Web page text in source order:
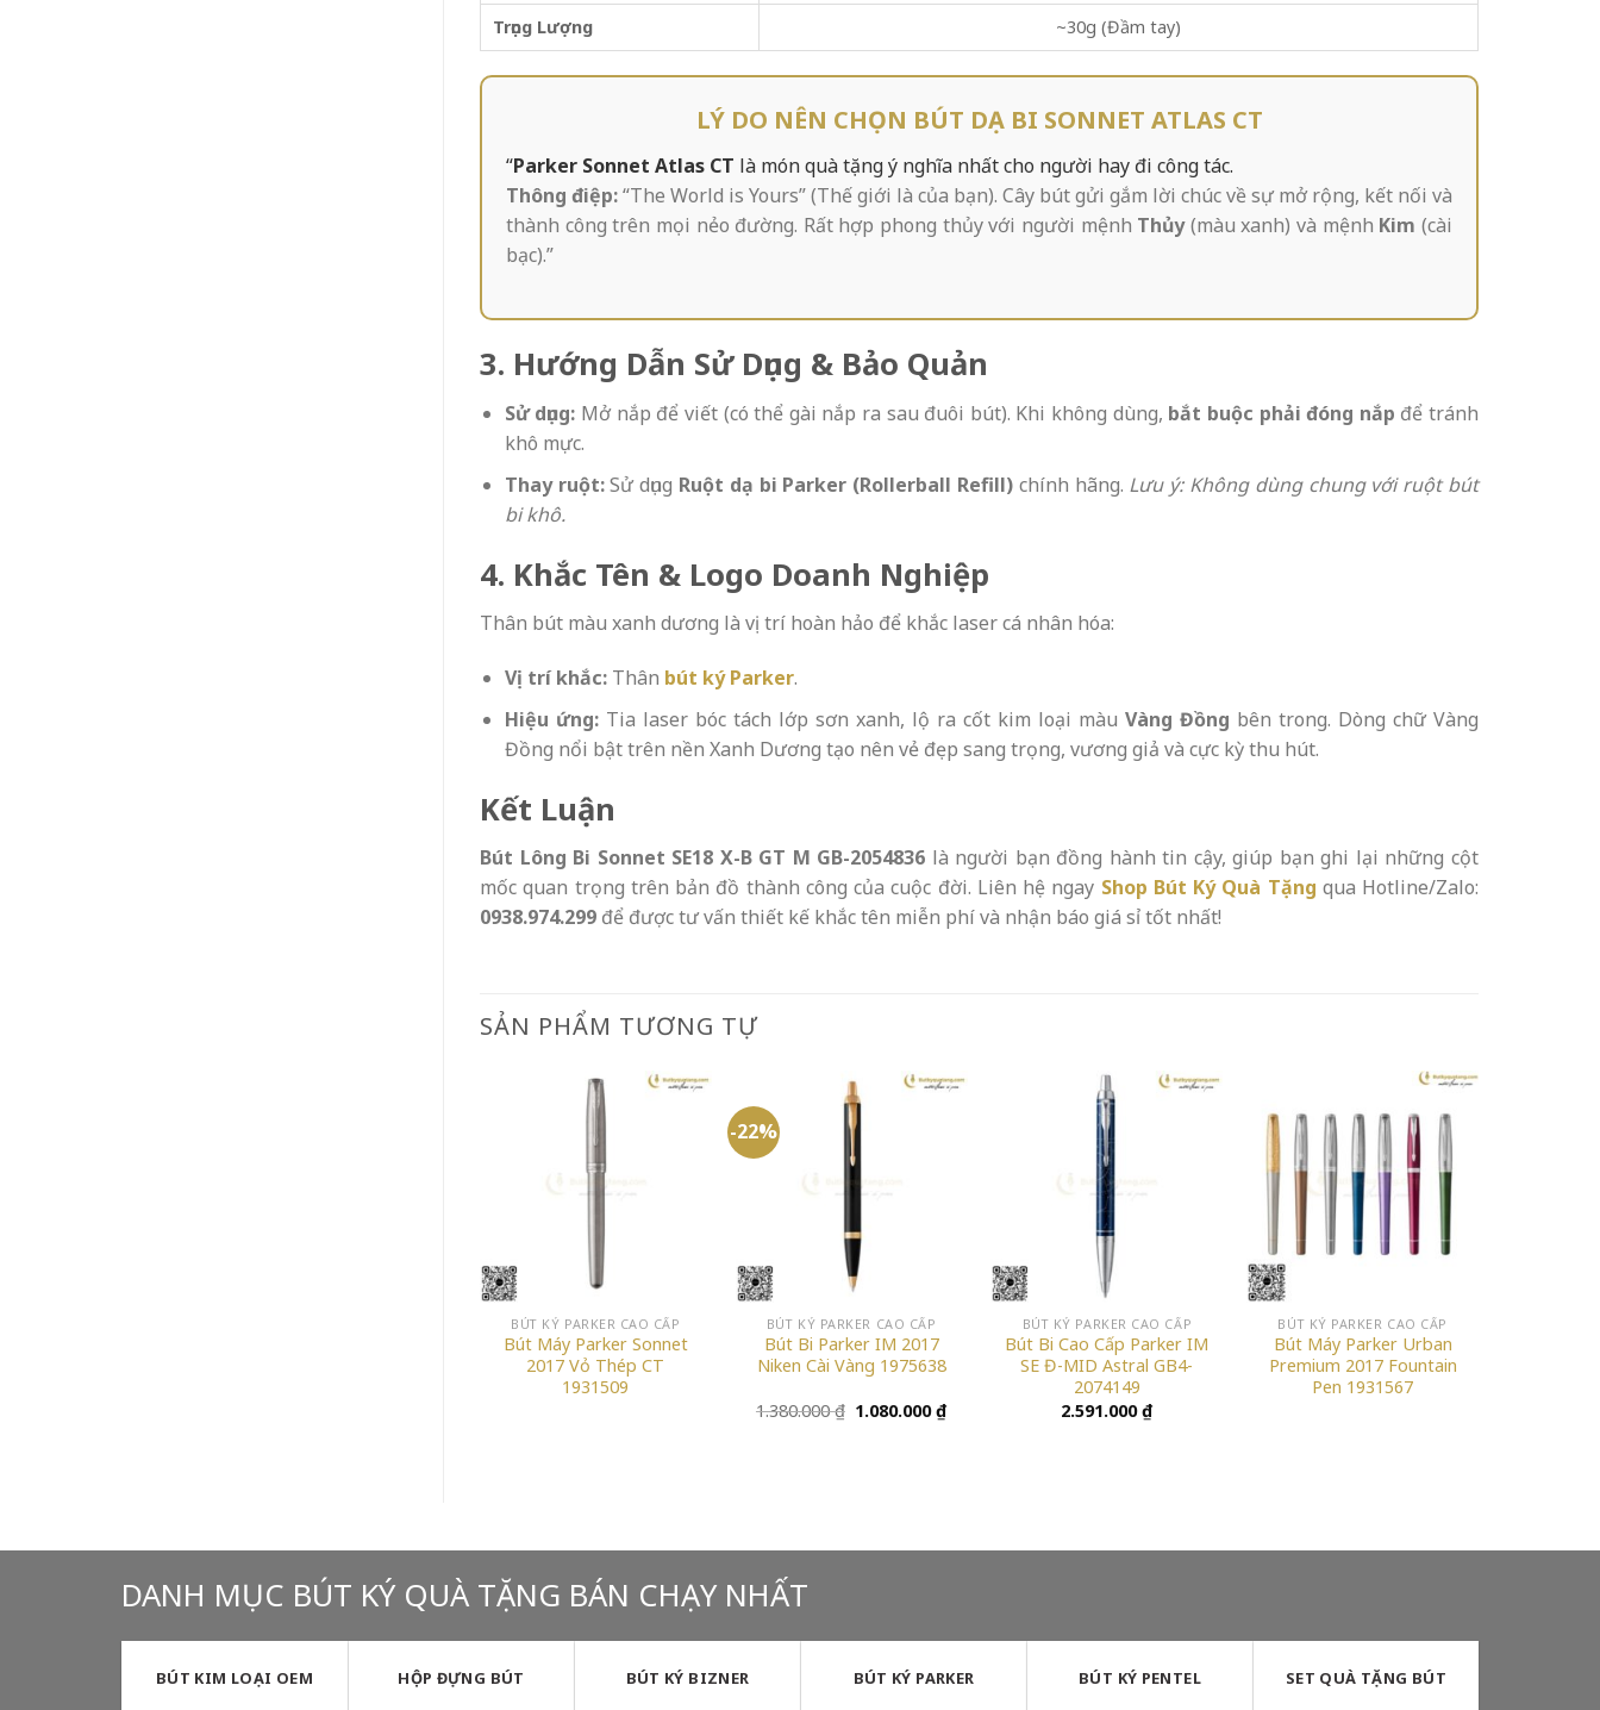
Trọng Lượng ~30g (Đầm tay)
LÝ DO NÊN CHỌN BÚT DẠ BI SONNET ATLAS CT
“Parker Sonnet Atlas CT là món quà tặng ý nghĩa nhất cho người hay đi công tác.
Thông điệp:“The World is Yours” (Thế giới là của bạn). Cây bút gửi gắm lời chúc về sự mở rộng, kết nối và
thành công trên mọi nẻo đường. Rất hợp phong thủy với người mệnh Thủy(màu xanh) và mệnh Kim (cài
bạc).”
3. Hướng Dẫn Sử Dụng & Bảo Quản
Sử dụng: Mở nắp để viết (có thể gài nắp ra sau đuôi bút). Khi không dùng, bắt buộc phải đóng nắp để tránh
khô mực.
Thay ruột:Sử dụng Ruột dạ bi Parker (Rollerball Refill) chính hãng. Lưu ý: Không dùng chung với ruột bút
bi khô.
4. Khắc Tên & Logo Doanh Nghiệp
Thân bút màu xanh dương là vị trí hoàn hảo để khắc laser cá nhân hóa:
Vị trí khắc:Thân bút ký Parker.
Hiệu ứng:Tia laser bóc tách lớp sơn xanh, lộ ra cốt kim loại màu Vàng Đồng bên trong. Dòng chữ Vàng
Đồng nổi bật trên nền Xanh Dương tạo nên vẻ đẹp sang trọng, vương giả và cực kỳ thu hút.
Kết Luận
Bút Lông Bi Sonnet SE18 X-B GT M GB-2054836 là người bạn đồng hành tin cậy, giúp bạn ghi lại những cột
mốc quan trọng trên bản đồ thành công của cuộc đời. Liên hệ ngay Shop Bút Ký Quà Tặng qua Hotline/Zalo:
0938.974.299 để được tư vấn thiết kế khắc tên miễn phí và nhận báo giá sỉ tốt nhất!
SẢN PHẨM TƯƠNG TỰ
BÚT KÝ PARKER CAO CẤP
Bút Máy Parker Sonnet
2017 Vỏ Thép CT
1931509
-22%
BÚT KÝ PARKER CAO CẤP
Bút Bi Parker IM 2017
Niken Cài Vàng 1975638
1.380.000₫ Giá
1.080.000₫Giá
BÚT KÝ PARKER CAO CẤP
Bút Bi Cao Cấp Parker IM
SE Đ-MID Astral GB4-
2074149
2.591.000₫
BÚT KÝ PARKER CAO CẤP
Bút Máy Parker Urban
Premium 2017 Fountain
Pen 1931567
DANH MỤC BÚT KÝ QUÀ TẶNG BÁN CHẠY NHẤT
BÚT KIM LOẠI OEM HỘP ĐỰNG BÚT BÚT KÝ BIZNER BÚT KÝ PARKER BÚT KÝ PENTEL SET QUÀ TẶNG BÚT